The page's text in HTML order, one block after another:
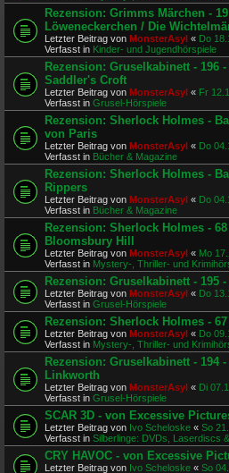
Rezension: Grimms Märchen -
Löweneckerchen / Die
Letzter Beitrag von MonsterAsyl « Do
Verfasst in Kinder- und Jugendhörspiele
Rezension: Gruselkabinett - 196
Saddler's Croft
Letzter Beitrag von MonsterAsyl « Fr
Verfasst in Grusel-Hörspiele
Rezension: Sherlock Holmes -
von Paris
Letzter Beitrag von MonsterAsyl « Do
Verfasst in Bücher & Magazine
Rezension: Sherlock Holmes -
Rippers
Letzter Beitrag von MonsterAsyl « Do
Verfasst in Bücher & Magazine
Rezension: Sherlock Holmes -
Bloomsbury Hill
Letzter Beitrag von MonsterAsyl « Mo
Verfasst in Mystery-, Thriller- und
Rezension: Gruselkabinett - 195
Letzter Beitrag von MonsterAsyl « Do
Verfasst in Grusel-Hörspiele
Rezension: Sherlock Holmes -
Letzter Beitrag von MonsterAsyl « Do
Verfasst in Mystery-, Thriller- und
Rezension: Gruselkabinett - 194
Linkworth
Letzter Beitrag von MonsterAsyl « Di
Verfasst in Grusel-Hörspiele
SCAR 3D - von Excessive
Letzter Beitrag von Ivo Scheloske « So
Verfasst in Silberlinge: DVDs, Laserdiscs
CRY HAVOC - von Excessive
Letzter Beitrag von Ivo Scheloske « So